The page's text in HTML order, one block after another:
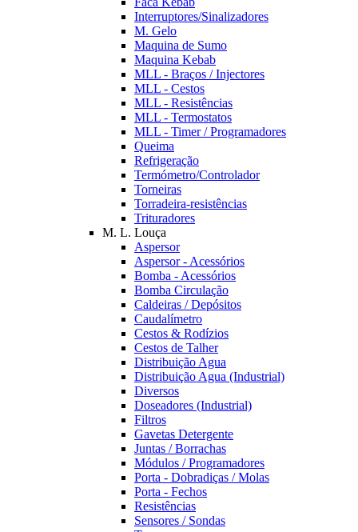
Interruptores/Sinalizadores
M. Gelo
Maquina de Sumo
Maquina Kebab
MLL - Braços / Injectores
MLL - Cestos
MLL - Resistências
MLL - Termostatos
MLL - Timer / Programadores
Queima
Refrigeração
Termómetro/Controlador
Torneiras
Torradeira-resistências
Trituradores
M. L. Louça
Aspersor
Aspersor - Acessórios
Bomba - Acessórios
Bomba Circulação
Caldeiras / Depósitos
Caudalímetro
Cestos & Rodízios
Cestos de Talher
Distribuição Agua
Distribuição Agua (Industrial)
Diversos
Doseadores (Industrial)
Filtros
Gavetas Detergente
Juntas / Borrachas
Módulos / Programadores
Porta - Dobradiças / Molas
Porta - Fechos
Resistências
Sensores / Sondas